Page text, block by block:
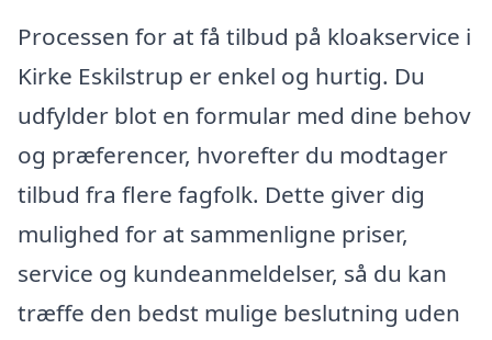
Processen for at få tilbud på kloakservice i
Kirke Eskilstrup er enkel og hurtig. Du
udfylder blot en formular med dine behov
og præferencer, hvorefter du modtager
tilbud fra flere fagfolk. Dette giver dig
mulighed for at sammenligne priser,
service og kundeanmeldelser, så du kan
træffe den bedst mulige beslutning uden